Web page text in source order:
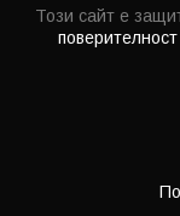
Този сайт е
поверителност